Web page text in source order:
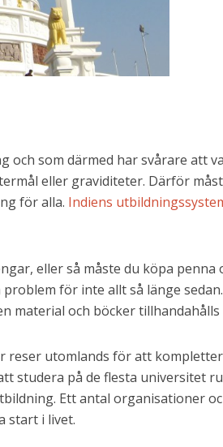
som därmed har svårare att
eller graviditeter. Därför
för alla. Indiens
eller så måste du köpa penna
för inte allt så länge
material och böcker tillhandahålls
reser utomlands för att
studera på de flesta universitet
Ett antal organisationer
start i livet.